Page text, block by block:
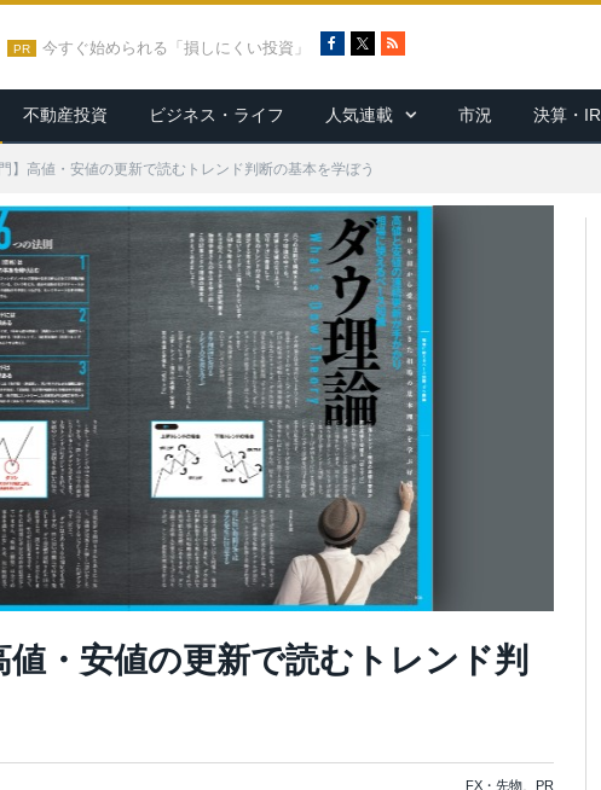
PR 今すぐ始められる「損しにくい投資」
c
e
b
o
k
R
S
不動産投資 ビジネス・ライフ 人気連載 市況 決算・IR
】高値・安値の更新で読むトレンド判断の基本を学ぼう
値・安値の更新で読むトレンド判
FX・先物 PR